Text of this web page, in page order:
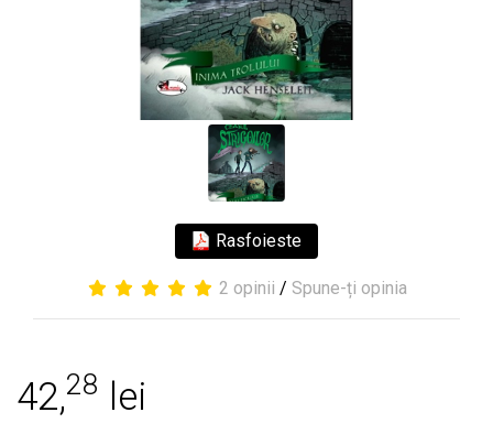
Rasfoieste
2 opinii / Spune-ți opinia
42,28 lei